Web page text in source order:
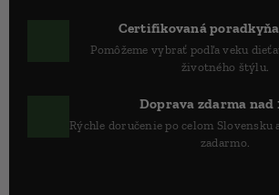
Certifikovaná
Pomôžeme vybrať podľa veku
životného štýlu.
Doprava zdarma nad
Rýchle doručenie po celom Slovensku
zadarmo.